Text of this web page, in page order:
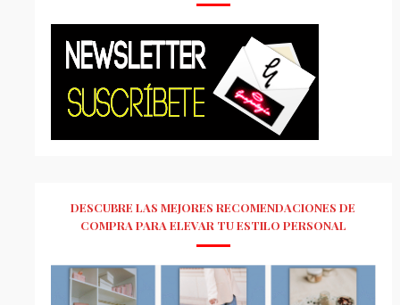
DESCUBRE LAS MEJORES RECOMENDACIONES DE
COMPRA PARA ELEVAR TU ESTILO PERSONAL